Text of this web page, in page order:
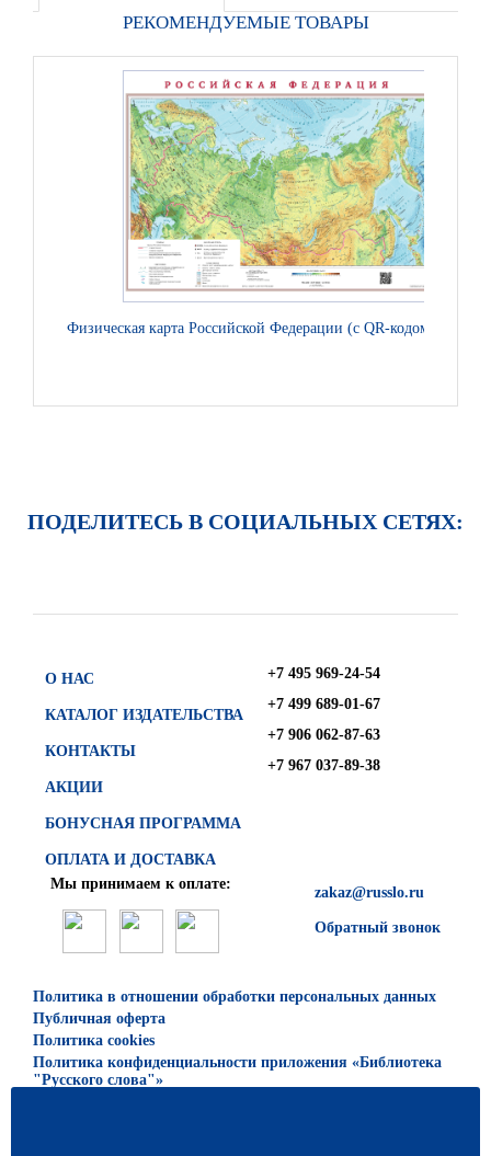
РЕКОМЕНДУЕМЫЕ ТОВАРЫ
Физическая карта Российской Федерации (с QR-кодом) на ПВХ
ПОДЕЛИТЕСЬ В СОЦИАЛЬНЫХ СЕТЯХ:
О НАС
КАТАЛОГ ИЗДАТЕЛЬСТВА
КОНТАКТЫ
АКЦИИ
БОНУСНАЯ ПРОГРАММА
ОПЛАТА И ДОСТАВКА
+7 495 969-24-54
+7 499 689-01-67
+7 906 062-87-63
+7 967 037-89-38
zakaz@russlo.ru
Обратный звонок
Мы принимаем к оплате:
Политика в отношении обработки персональных данных
Публичная оферта
Политика cookies
Политика конфиденциальности приложения «Библиотека
"Русского слова"»